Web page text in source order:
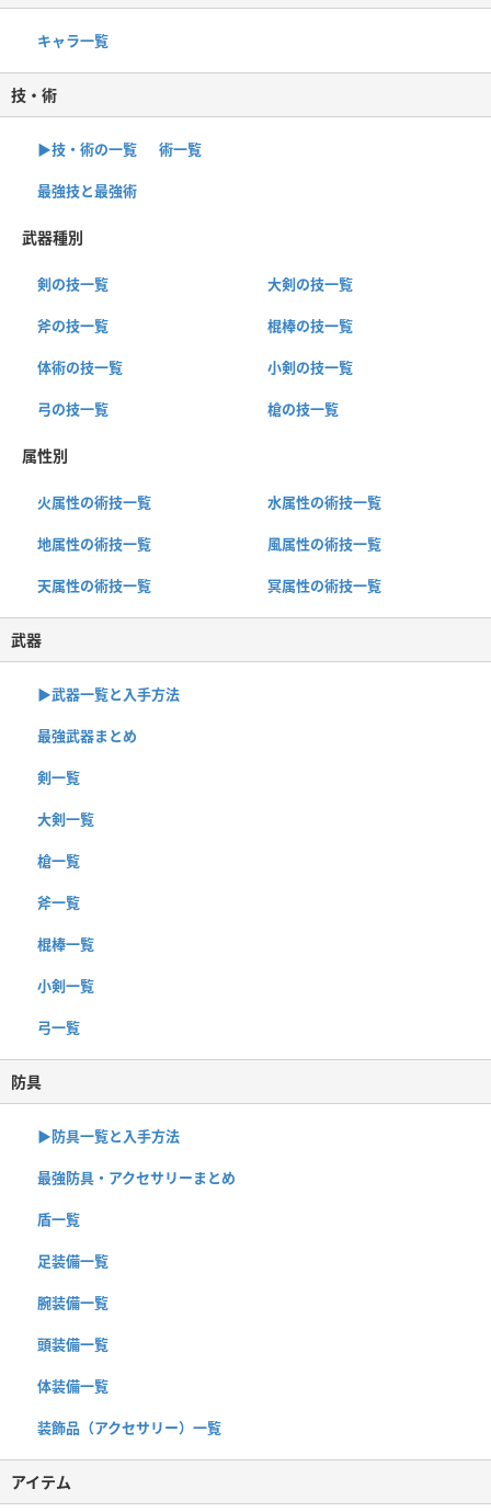
キャラ一覧
技・術
▶︎技・術の一覧 術一覧
最強技と最強術
武器種別
剣の技一覧 大剣の技一覧
斧の技一覧 棍棒の技一覧
体術の技一覧 小剣の技一覧
弓の技一覧 槍の技一覧
属性別
火属性の術技一覧 水属性の術技一覧
地属性の術技一覧 風属性の術技一覧
天属性の術技一覧 冥属性の術技一覧
武器
▶︎武器一覧と入手方法
最強武器まとめ
剣一覧
大剣一覧
槍一覧
斧一覧
棍棒一覧
小剣一覧
弓一覧
防具
▶︎防具一覧と入手方法
最強防具・アクセサリーまとめ
盾一覧
足装備一覧
腕装備一覧
頭装備一覧
体装備一覧
装飾品（アクセサリー）一覧
アイテム